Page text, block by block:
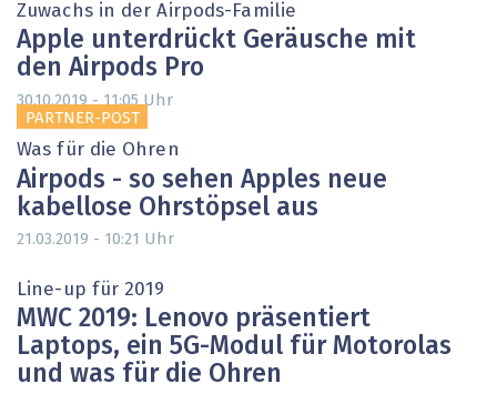
Zuwachs in der Airpods-Familie
Apple unterdrückt Geräusche mit
den Airpods Pro
30.10.2019 - 11:05 Uhr
PARTNER-POST
Was für die Ohren
Airpods - so sehen Apples neue
kabellose Ohrstöpsel aus
21.03.2019 - 10:21 Uhr
Line-up für 2019
MWC 2019: Lenovo präsentiert
Laptops, ein 5G-Modul für Motorolas
und was für die Ohren